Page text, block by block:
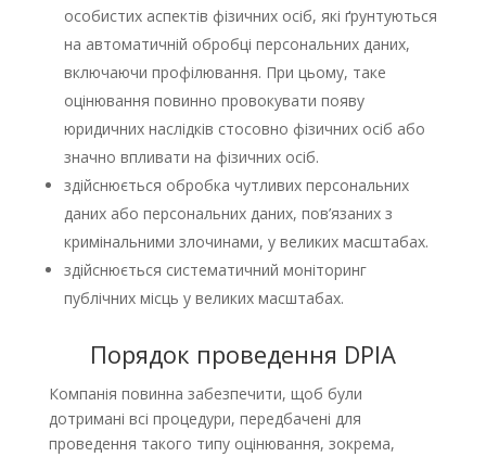
особистих аспектів фізичних осіб, які ґрунтуються
на автоматичній обробці персональних даних,
включаючи профілювання. При цьому, таке
оцінювання повинно провокувати появу
юридичних наслідків стосовно фізичних осіб або
значно впливати на фізичних осіб.
здійснюється обробка чутливих персональних
даних або персональних даних, пов’язаних з
кримінальними злочинами, у великих масштабах.
здійснюється систематичний моніторинг
публічних місць у великих масштабах.
Порядок проведення DPIA
Компанія повинна забезпечити, щоб були
дотримані всі процедури, передбачені для
проведення такого типу оцінювання, зокрема,